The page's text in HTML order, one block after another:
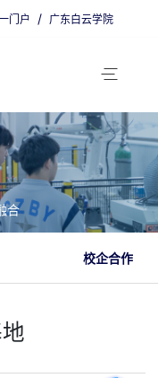
门户 / 广东白云学院
合
校企合作